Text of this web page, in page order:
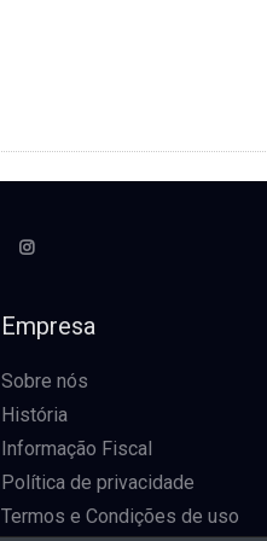
Empresa
Sobre nós
História
Informação Fiscal
Política de privacidade
Termos e Condições de uso